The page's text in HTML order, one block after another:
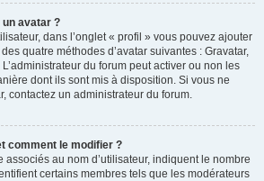
avatar ?
dans l’onglet « profil » vous pouvez ajouter
quatre méthodes d’avatar suivantes : Gravatar,
du forum peut activer ou non les
dont ils sont mis à disposition. Si vous ne
contactez un administrateur du forum.
comment le modifier ?
associés au nom d’utilisateur, indiquent le nombre
certains membres tels que les modérateurs